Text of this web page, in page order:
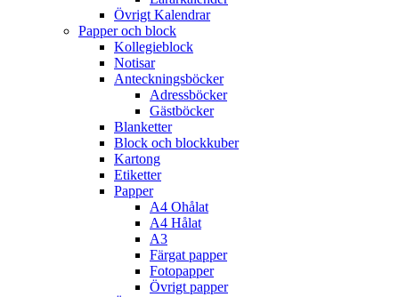
Övrigt Kalendrar
Papper och block
Kollegieblock
Notisar
Anteckningsböcker
Adressböcker
Gästböcker
Blanketter
Block och blockkuber
Kartong
Etiketter
Papper
A4 Ohålat
A4 Hålat
A3
Färgat papper
Fotopapper
Övrigt papper